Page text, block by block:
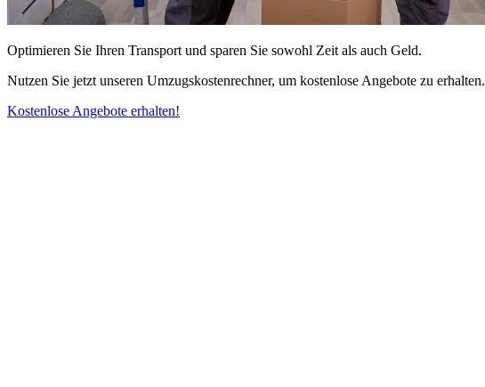
Optimieren Sie Ihren Transport und sparen Sie sowohl Zeit als auch Geld.
Nutzen Sie jetzt unseren Umzugskostenrechner, um kostenlose Angebote zu erhalten.
Kostenlose Angebote erhalten!